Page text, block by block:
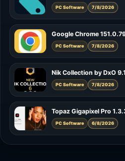
PC Software 7/8/2026
Google Chrome
PC Software 7/8/2026
Nik Collection by DxO
PC Software 7/8/2026
Topaz Gigapixel Pro
PC Software 6/8/2026